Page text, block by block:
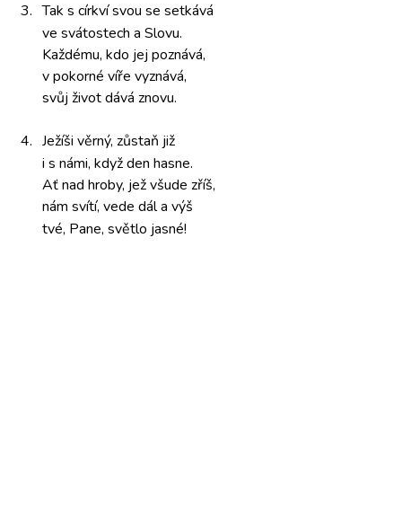
3. Tak s církvísvou se setkává
ve svátostech a Slovu.
Každému, kdo jej poznává,
v pokorné víře vyznává,
svůj životdává znovu.
4. Ježíši věrný, zůstaň již
i s námi, kdyžden hasne.
Ať nad hroby, ježvšude zříš,
nám svítí, vede dála výš
tvé, Pane, světlo jasné!